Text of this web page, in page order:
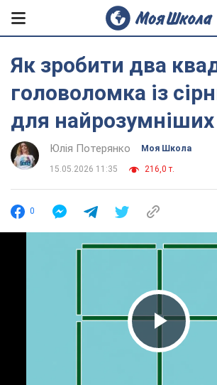
Як зробити два
головоломка із
для найрозумніших
Юлія Потерянко Моя Школа
15.05.2026 11:35 216,0 т.
0
Play